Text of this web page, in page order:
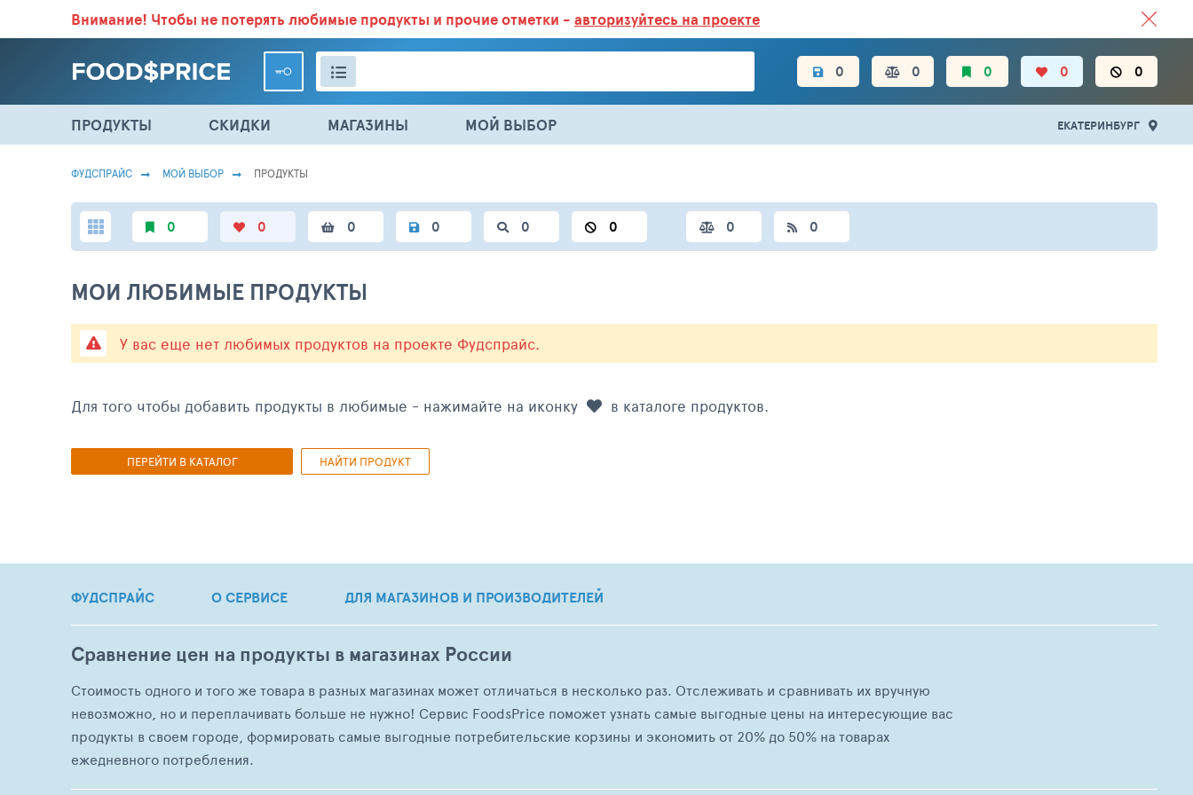
ВСЕ СКИДКИ И ВЫГОДНЫЕ ЦЕНЫ НА ПРОДУКТЫ В МАГАЗИНАХ.БОЛЬШЕ 100 000 ТОВАРОВ. ЕЖЕДНЕВНОЕ ОБНОВЛЕНИЕ ЦЕН.
Внимание! Чтобы не потерять любимые продукты и прочие отметки - авторизуйтесь на проекте
0 0 0 0 0
ПРОДУКТЫ СКИДКИ МАГАЗИНЫ МОЙ ВЫБОР ЕКАТЕРИНБУРГ
ФУДСПРАЙС МОЙ ВЫБОР ПРОДУКТЫ
0 0 0 0 0 0 0 0
МОИ ЛЮБИМЫЕ ПРОДУКТЫ
У вас еще нет любимых продуктов на проекте Фудспрайс.
Для того чтобы добавить продукты в любимые - нажимайте на иконку в каталоге продуктов.
ПЕРЕЙТИ В КАТАЛОГ НАЙТИ ПРОДУКТ
ФУДСПРАЙС О СЕРВИСЕ ДЛЯ МАГАЗИНОВ И ПРОИЗВОДИТЕЛЕЙ
Сравнение цен на продукты в магазинах России
Стоимость одного и того же товара в разных магазинах может отличаться в несколько раз. Отслеживать и сравнивать их вручную
невозможно, но и переплачивать больше не нужно! Сервис FoodsPrice поможет узнать самые выгодные цены на интересующие вас
продукты в своем городе, формировать самые выгодные потребительские корзины и экономить от 20% до 50% на товарах
ежедневного потребления.